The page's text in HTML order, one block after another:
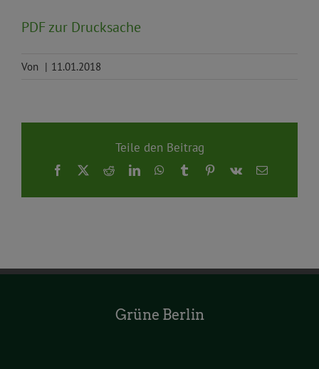
PDF zur Drucksache
Von | 11.01.2018
Teile den Beitrag
Facebook
X RedditLinkedInWhatsApp
TumblrPinterest
Vk
E-
Grüne Berlin